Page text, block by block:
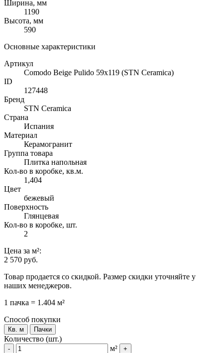
Ширина, мм
1190
Высота, мм
590
Основные характеристики
Артикул
Comodo Beige Pulido 59x119 (STN Ceramica)
ID
127448
Бренд
STN Ceramica
Страна
Испания
Материал
Керамогранит
Группа товара
Плитка напольная
Кол-во в коробке, кв.м.
1,404
Цвет
бежевый
Поверхность
Глянцевая
Кол-во в коробке, шт.
2
Цена за м²:
2 570 руб.
Товар продается со скидкой. Размер скидки уточняйте у
наших менеджеров.
1 пачка = 1.404 м²
Способ покупки
Кв. м Пачки
Количество (шт.)
- м²
+